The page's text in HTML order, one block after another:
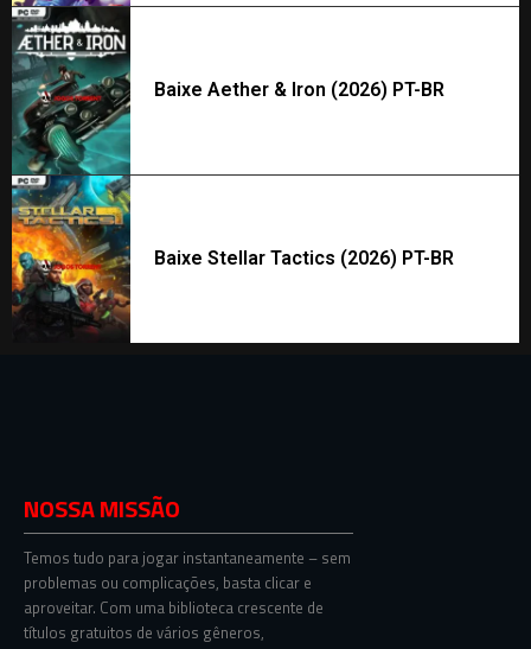
Baixe Aether & Iron (2026) PT-BR
Baixe Stellar Tactics (2026) PT-BR
NOSSA MISSÃO
Temos tudo para jogar instantaneamente – sem
problemas ou complicações, basta clicar e
aproveitar. Com uma biblioteca crescente de
títulos gratuitos de vários gêneros,